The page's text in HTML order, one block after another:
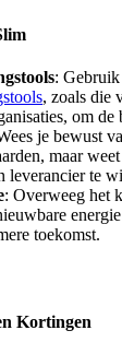
: Gebruik
, zoals die
om de
je bewust
maar
leverancier te
: Overweeg het
toekomst.
Kortingen